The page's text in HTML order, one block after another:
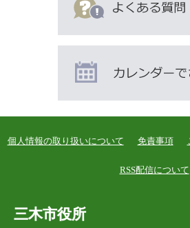
個人情報の取り扱いについて 免責事項
RSS配信について
三木市役所